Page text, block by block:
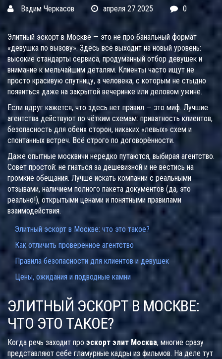
Вадим Черкасов апреля 27 2025 0
Элитный эскорт в Москве — это не про банальный формат
«девушка по вызову». Здесь всё выходит на новый уровень:
высокие стандарты сервиса, продуманный отбор девушек и
внимание к мельчайшим деталям. Клиенты часто ищут не
просто красивую спутницу, а человека, с которым не стыдно
появиться даже на закрытой вечеринке или деловом ужине.
Если вдруг кажется, что здесь нет правил — это миф. Лучшие
агентства действуют по чётким схемам: приватность клиентов,
безопасность для обеих сторон, никаких «левых» схем и
спонтанных встреч. Всё строго по договорённости.
Даже опытные москвичи нередко путаются, выбирая агентство.
Совет простой: не гнаться за дешевизной и не вестись на
громкие обещания. Лучше искать компании с реальными
отзывами, наличием полного пакета документов (да, это
реально!), открытыми ценами и понятными правилами
взаимодействия.
Элитный эскорт в Москве: что это такое?
Как отличить проверенное агентство
Правила безопасности для клиентов и девушек
Цены, ожидания и подводные камни
ЭЛИТНЫЙ ЭСКОРТ В МОСКВЕ:
ЧТО ЭТО ТАКОЕ?
Когда речь заходит про эскорт элит Москва, многие сразу
представляют себе гламурные кадры из фильмов. На деле тут